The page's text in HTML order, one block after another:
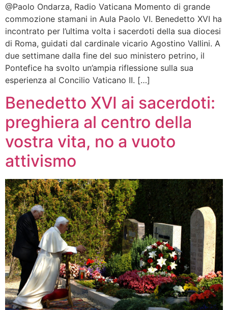
@Paolo Ondarza, Radio Vaticana Momento di grande
commozione stamani in Aula Paolo VI. Benedetto XVI ha
incontrato per l’ultima volta i sacerdoti della sua diocesi
di Roma, guidati dal cardinale vicario Agostino Vallini. A
due settimane dalla fine del suo ministero petrino, il
Pontefice ha svolto un’ampia riflessione sulla sua
esperienza al Concilio Vaticano II. […]
Benedetto XVI ai sacerdoti:
preghiera al centro della
vostra vita, no a vuoto
attivismo